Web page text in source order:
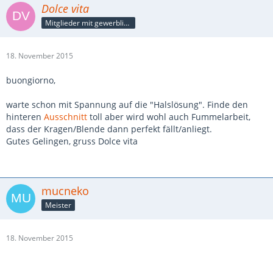
Dolce vita
Mitglieder mit gewerblicher Verbindung, auch als Mitarbeiter/in
18. November 2015
buongiorno,
warte schon mit Spannung auf die "Halslösung". Finde den
hinteren Ausschnitt toll aber wird wohl auch Fummelarbeit,
dass der Kragen/Blende dann perfekt fällt/anliegt.
Gutes Gelingen, gruss Dolce vita
mucneko
Meister
18. November 2015